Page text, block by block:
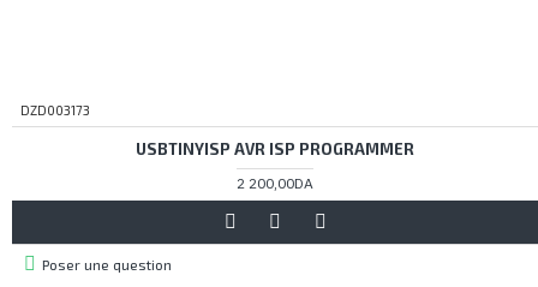
DZD003173
USBTINYISP AVR ISP PROGRAMMER
2 200,00DA
Poser une question